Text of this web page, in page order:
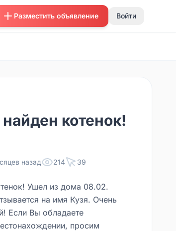
Разместить объявление Войти
котенок!
назад 214 39
Ушел из дома 08.02.
на имя Кузя. Очень
Если Вы обладаете
просим